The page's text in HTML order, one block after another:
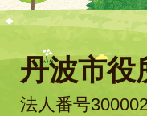
丹波市役
法人番号